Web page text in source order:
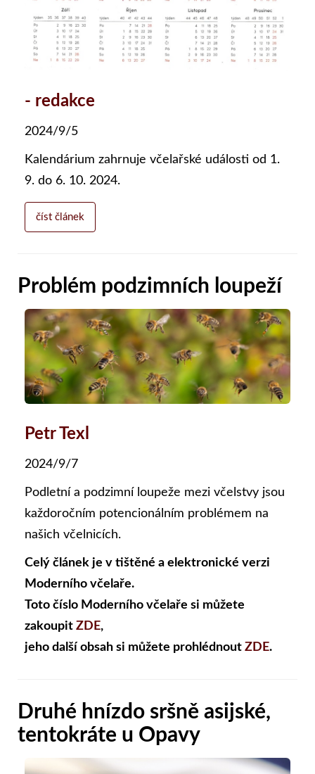
- redakce
2024/9/5
Kalendárium zahrnuje včelařské události od 1.
9. do 6. 10. 2024.
číst článek
Problém podzimních loupeží
Petr Texl
2024/9/7
Podletní a podzimní loupeže mezi včelstvy jsou
každoročním potencionálním problémem na
našich včelnicích.
Celý článek je v tištěné a elektronické verzi
Moderního včelaře.
Toto číslo Moderního včelaře si můžete
zakoupit ZDE,
jeho další obsah si můžete prohlédnout ZDE.
Druhé hnízdo sršně asijské,
tentokráte u Opavy